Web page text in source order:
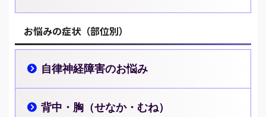
お悩みの症状（部位別）
自律神経障害のお悩み
背中・胸（せなか・むね）